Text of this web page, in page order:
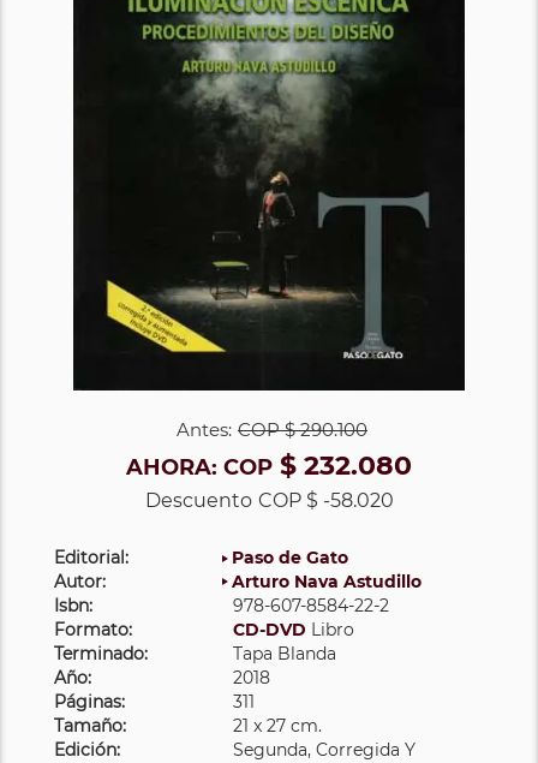
Antes: COP$ 290.100
AHORA: COP $ 232.080
Descuento COP $ -58.020
Editorial:
Paso de Gato
Autor:
Arturo Nava Astudillo
Isbn:
978-607-8584-22-2
Formato:
CD-DVD Libro
Terminado:
Tapa Blanda
Año:
2018
Páginas:
311
Tamaño:
21 x 27 cm.
Edición:
Segunda, Corregida Y